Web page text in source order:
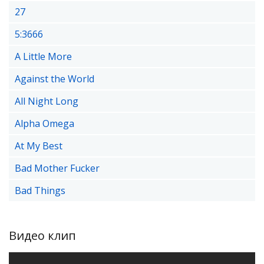
27
5:3666
A Little More
Against the World
All Night Long
Alpha Omega
At My Best
Bad Mother Fucker
Bad Things
Видео клип